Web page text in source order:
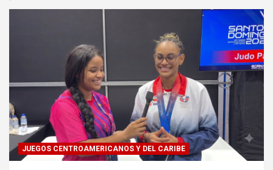
JUEGOS CENTROAMERICANOS Y DEL CARIBE